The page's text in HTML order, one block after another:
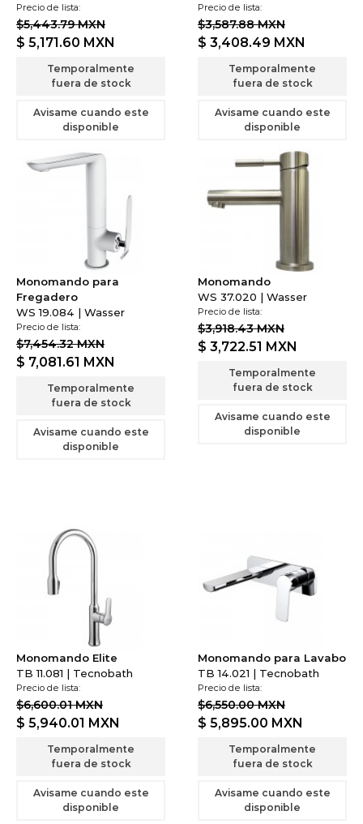
Precio de lista:
$5,443.79 MXN
$ 5,171.60 MXN
Temporalmente
fuera de stock
Avisame cuando este
disponible
Precio de lista:
$3,587.88 MXN
$ 3,408.49 MXN
Temporalmente
fuera de stock
Avisame cuando este
disponible
Monomando para
Fregadero
WS 19.084 | Wasser
Precio de lista:
$7,454.32 MXN
$ 7,081.61 MXN
Temporalmente
fuera de stock
Avisame cuando este
disponible
Monomando
WS 37.020 | Wasser
Precio de lista:
$3,918.43 MXN
$ 3,722.51 MXN
Temporalmente
fuera de stock
Avisame cuando este
disponible
Monomando Elite
TB 11.081 | Tecnobath
Precio de lista:
$6,600.01 MXN
$ 5,940.01 MXN
Temporalmente
fuera de stock
Avisame cuando este
disponible
Monomando para Lavabo
TB 14.021 | Tecnobath
Precio de lista:
$6,550.00 MXN
$ 5,895.00 MXN
Temporalmente
fuera de stock
Avisame cuando este
disponible